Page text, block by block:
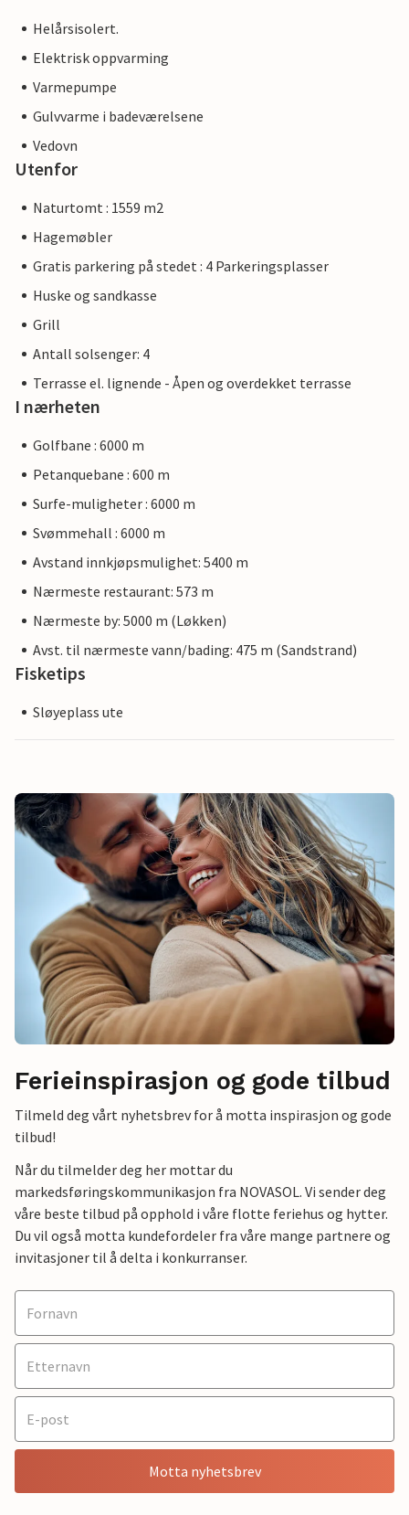
Helårsisolert.
Elektrisk oppvarming
Varmepumpe
Gulvvarme i badeværelsene
Vedovn
Utenfor
Naturtomt : 1559 m2
Hagemøbler
Gratis parkering på stedet : 4 Parkeringsplasser
Huske og sandkasse
Grill
Antall solsenger: 4
Terrasse el. lignende - Åpen og overdekket terrasse
I nærheten
Golfbane : 6000 m
Petanquebane : 600 m
Surfe-muligheter : 6000 m
Svømmehall : 6000 m
Avstand innkjøpsmulighet: 5400 m
Nærmeste restaurant: 573 m
Nærmeste by: 5000 m (Løkken)
Avst. til nærmeste vann/bading: 475 m (Sandstrand)
Fisketips
Sløyeplass ute
Ferieinspirasjon og gode tilbud
Tilmeld deg vårt nyhetsbrev for å motta inspirasjon og gode
tilbud!
Når du tilmelder deg her mottar du
markedsføringskommunikasjon fra NOVASOL. Vi sender deg
våre beste tilbud på opphold i våre flotte feriehus og hytter.
Du vil også motta kundefordeler fra våre mange partnere og
invitasjoner til å delta i konkurranser.
Motta nyhetsbrev